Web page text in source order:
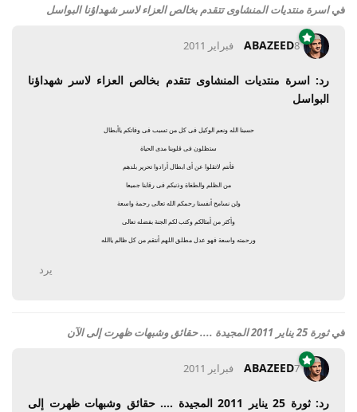
فياسرة منتديات المنشاوى تتقدم بخالص العزاء لاسر شهداؤنا البواسل
ABAZEED8 فبراير 2011
رد: اسرة منتديات المنشاوى تتقدم بخالص العزاء لاسر شهداؤنا
البواسل
حسبنا الله ونعم الوكيل فى كل من تسبب فى وفاتكم ياأبطال
ستظلون فى قلوبنا مدى الحياة
فأنتم لاتقلوا عن أى ابطال أرادوا تحرير بلدهم
من الظلم والطغاة وذنبكم فى رقابنا جميعا
ولن نسامح أنفسنا رحمكم الله تعالى رحمة واسعة
وأكثر من أمثالكم وكتب لكم الجنة بفضله تعالى
ورحمته واسعة فهو عدل مطلق اللهم أنتقم من كل ظالم ياالله
يرد
فيثورة 25 يناير 2011 المجيدة .... حقائق وشبهات ظهرت إلى الآن
ABAZEED7 فبراير 2011
رد: ثورة 25 يناير 2011 المجيدة .... حقائق وشبهات ظهرت إلى